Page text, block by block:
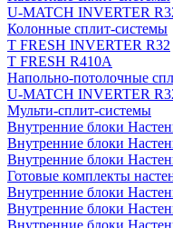
U-MATCH INVERTER
Колонные сплит-системы
T FRESH INVERTER R32
T FRESH R410A
Напольно-потолочные
U-MATCH INVERTER
Мульти-сплит-системы
Внутренние блоки
Внутренние блоки
Внутренние блоки
Готовые комплекты
Внутренние блоки
Внутренние блоки
Внутренние блоки